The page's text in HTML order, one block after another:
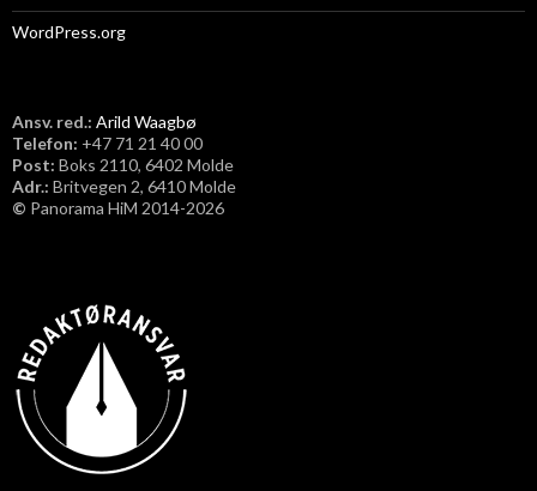
WordPress.org
Ansv. red.: Arild Waagbø
Telefon: ​+47 71 21 40 00
Post: Boks 2110, 6402 Molde
Adr.: Britvegen 2, 6410 Molde
© Panorama HiM 2014-2026